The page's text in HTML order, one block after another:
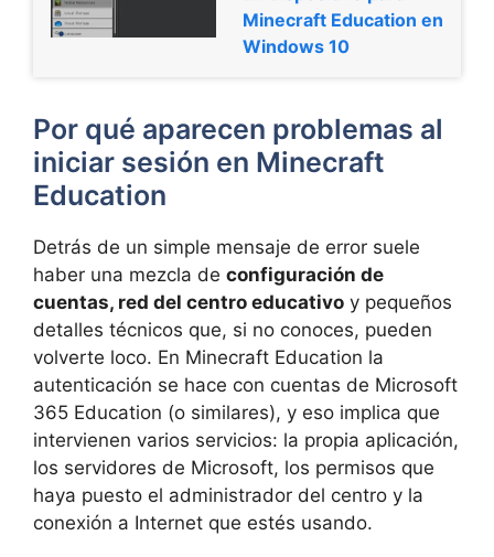
Minecraft Education en
Windows 10
Por qué aparecen problemas al
iniciar sesión en Minecraft
Education
Detrás de un simple mensaje de error suele
haber una mezcla de configuración de
cuentas, red del centro educativo y pequeños
detalles técnicos que, si no conoces, pueden
volverte loco. En Minecraft Education la
autenticación se hace con cuentas de Microsoft
365 Education (o similares), y eso implica que
intervienen varios servicios: la propia aplicación,
los servidores de Microsoft, los permisos que
haya puesto el administrador del centro y la
conexión a Internet que estés usando.